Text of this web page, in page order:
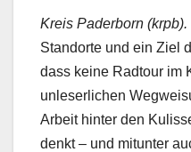
Kreis Paderborn (krpb).
Standorte und ein Ziel
dass keine Radtour im
unleserlichen
Arbeit hinter den
denkt – und mitunter